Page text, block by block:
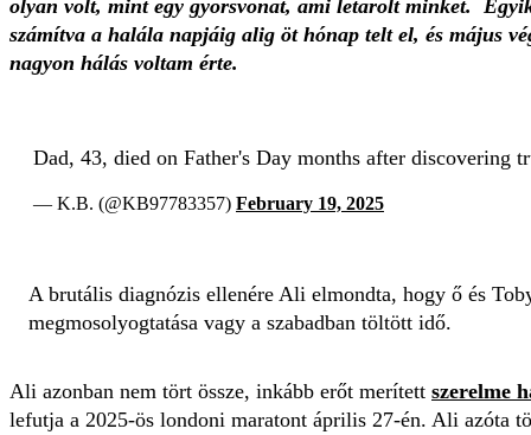
olyan volt, mint egy gyorsvonat, ami letarolt minket.
számítva a halála napjáig alig öt hónap telt el, és május
nagyon hálás voltam érte.
Dad, 43, died on Father's Day months after discovering
— K.B. (@KB97783357) February 19, 2025
A brutális diagnózis ellenére Ali elmondta, hogy ő és
megmosolyogtatása vagy a szabadban töltött idő.
Ali azonban nem tört össze, inkább erőt merített szerelme
lefutja a 2025-ös londoni maratont április 27-én. Ali azóta